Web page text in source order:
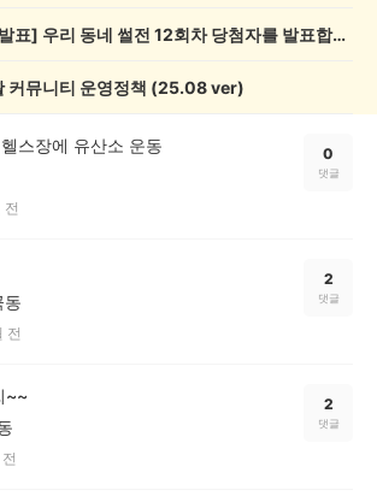
💰[당첨자 발표] 우리 동네 썰전 12회차 당첨자를 발표합니다!
커뮤니티 운영정책 (25.08 ver)
스장에 유산소 운동
전
0
댓글
동
전
2
댓글
~~ 2
댓글